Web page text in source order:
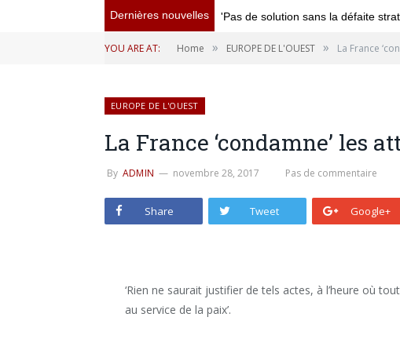
Dernières nouvelles 'Pas de solution sans la défaite
YOU ARE AT: Home » EUROPE DE L'OUEST » La France
EUROPE DE L'OUEST
La France ‘condamne’ les
By ADMIN novembre 28, 2017 Pas de commentaire
Share Tweet Google+
‘Rien ne saurait justifier de tels actes, à l’heure où
au service de la paix’.